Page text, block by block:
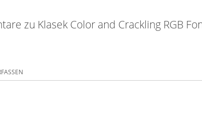
zu Klasek Color and Crackling RGB